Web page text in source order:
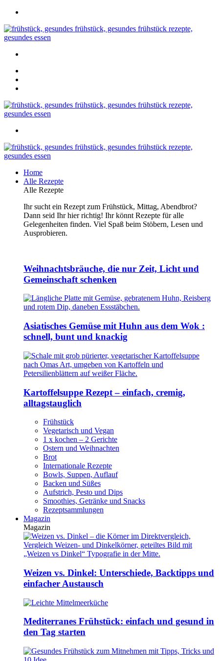
Home
Alle Rezepte
Alle Rezepte
Ihr sucht ein Rezept zum Frühstück, Mittag, Abendbrot?
Dann seid Ihr hier richtig! Ihr könnt Rezepte für alle
Gelegenheiten finden. Viel Spaß beim Stöbern, Lesen und
Ausprobieren.
Weihnachtsbräuche, die nur Zeit, Licht und
Gemeinschaft schenken
Asiatisches Gemüse mit Huhn aus dem Wok :
schnell, bunt und knackig
Kartoffelsuppe Rezept – einfach, cremig,
alltagstauglich
Frühstück
Vegetarisch und Vegan
1 x kochen – 2 Gerichte
Ostern und Weihnachten
Brot
Internationale Rezepte
Bowls, Suppen, Auflauf
Backen und Süßes
Aufstrich, Pesto und Dips
Smoothies, Getränke und Snacks
Rezeptsammlungen
Magazin
Magazin
Weizen vs. Dinkel: Unterschiede, Backtipps und
einfacher Austausch
Mediterranes Frühstück: einfach und gesund in
den Tag starten